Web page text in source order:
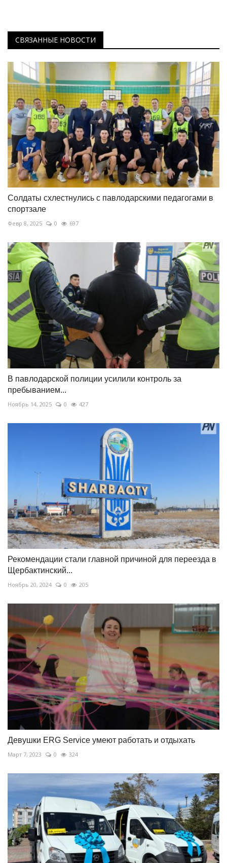
СВЯЗАННЫЕ НОВОСТИ
Солдаты схлестнулись с павлодарскими педагогами в
спортзале
Февр 8, 2025 0 697
В павлодарской полиции усилили контроль за
пребыванием...
Ноябрь 14, 2025 0 427
Рекомендации стали главной причиной для переезда в
Щербактинский...
Ноябрь 20, 2024 0 205
Девушки ERG Service умеют работать и отдыхать
Март 7, 2023 0 324